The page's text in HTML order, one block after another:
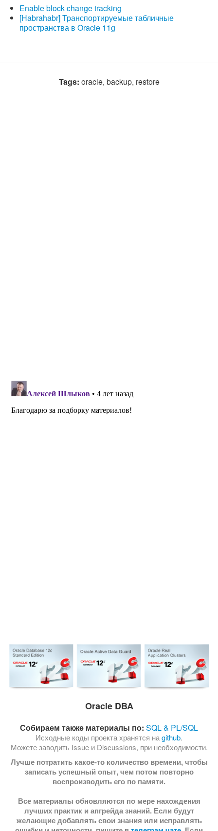
Enable block change tracking
[Habrahabr] Транспортируемые табличные
пространства в Oracle 11g
Tags: oracle, backup, restore
Oracle DBA
Собираем также материалы по: SQL & PL/SQL
Исходные коды проекта хранятся наgithub.
Можете заводить Issue и Discussions, при необходимости.
Лучше потратить какое-то количество времени, чтобы
записать успешный опыт, чем потом повторно
воспроизводить его по памяти.
Все материалы обновляются по мере нахождения
лучших практик и апгрейда знаний. Если будут
желающие добавлять свои знания или исправлять